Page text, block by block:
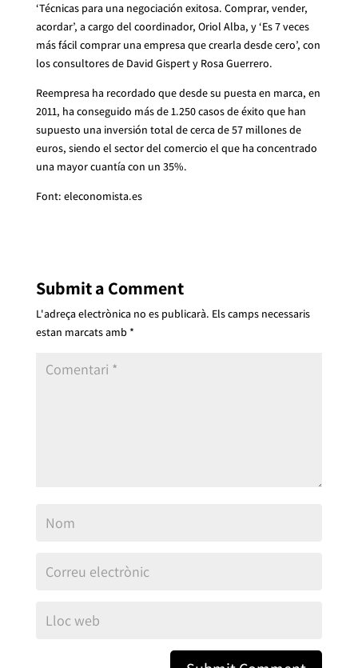
‘Técnicas para una negociación exitosa. Comprar, vender,
acordar’, a cargo del coordinador, Oriol Alba, y ‘Es 7 veces
más fácil comprar una empresa que crearla desde cero’, con
los consultores de David Gispert y Rosa Guerrero.
Reempresa ha recordado que desde su puesta en marca, en
2011, ha conseguido más de 1.250 casos de éxito que han
supuesto una inversión total de cerca de 57 millones de
euros, siendo el sector del comercio el que ha concentrado
una mayor cuantía con un 35%.
Font: eleconomista.es
Submit a Comment
L'adreça electrònica no es publicarà. Els camps necessaris
estan marcats amb *